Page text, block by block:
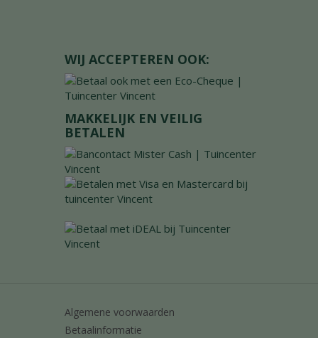
WIJ ACCEPTEREN OOK:
MAKKELIJK EN VEILIG
BETALEN
Algemene voorwaarden
Betaalinformatie